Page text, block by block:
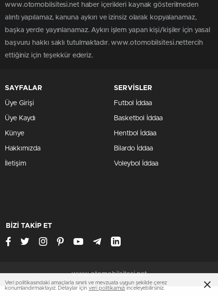
www.otomobilsitesi.net haber içerikleri kaynak gösterilmeden
alıntı yapılamaz, kanuna aykırı ve izinsiz olarak kopyalanamaz,
başka yerde yayınlanamaz. Aykırı işlem yapan kişi/kişiler için yasal
başvuru hakkı saklı tutulmaktadır. www.otomobilsitesi.nettercih
ettiğiniz için teşekkür ederiz.
SAYFALAR
Üye Girişi
Üye Kaydı
Künye
Hakkımızda
İletişim
SERVİSLER
Futbol İddaa
Basketbol İddaa
Hentbol İddaa
Bilardo İddaa
Voleybol İddaa
BİZİ TAKİP ET
www.otomobilsitesi.net
Veri politikasındaki amaçlarla sınırlı ve mevzuata uygun şekilde çerez
konumlandırmaktayız. Detaylar için veri politikamızı inceleyebilirsiniz.